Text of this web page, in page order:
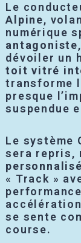
Le
Alpine,
numérique
antagoniste
dévoiler un
toit vitré
transforme
presque
suspendue
Le système
sera repris,
« Track »
se sente
course.